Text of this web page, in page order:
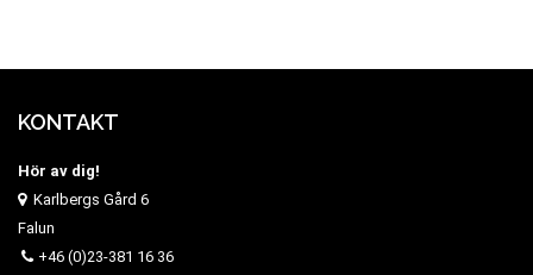
KONTAKT
Hör av dig!
Karlbergs Gård 6
Falun
+46 (0)23-381 16 36